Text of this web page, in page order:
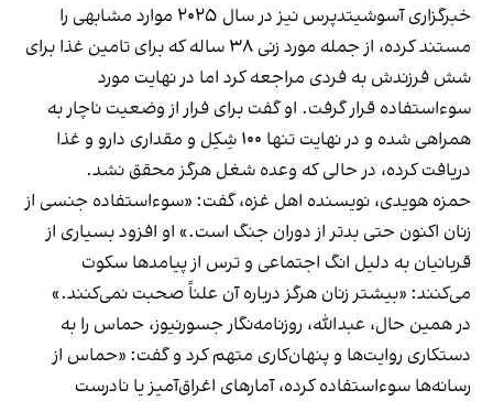
خبرگزاری آسوشیتدپرس نیز در سال ۲۰۲۵ موارد مشابهی را
مستند کرده، از جمله مورد زنی ۳۸ ساله که برای تامین غذا برای
شش فرزندش به فردی مراجعه کرد اما در نهایت مورد
سوءاستفاده قرار گرفت. او گفت برای فرار از وضعیت ناچار به
همراهی شده و در نهایت تنها ۱۰۰ شِکِل و مقداری دارو و غذا
دریافت کرده، در حالی که وعده شغل هرگز محقق نشد.
حمزه هویدی، نویسنده اهل غزه، گفت: «سوءاستفاده جنسی از
زنان اکنون حتی بدتر از دوران جنگ است.» او افزود بسیاری از
قربانیان به دلیل انگ اجتماعی و ترس از پیامدها سکوت
می‌کنند: «بیشتر زنان هرگز درباره آن علناً صحبت نمی‌کنند.»
در همین حال، عبدالله، روزنامه‌نگار جسورنیوز، حماس را به
دستکاری روایت‌ها و پنهان‌کاری متهم کرد و گفت: «حماس از
رسانه‌ها سوءاستفاده کرده، آمارهای اغراق‌آمیز یا نادرست